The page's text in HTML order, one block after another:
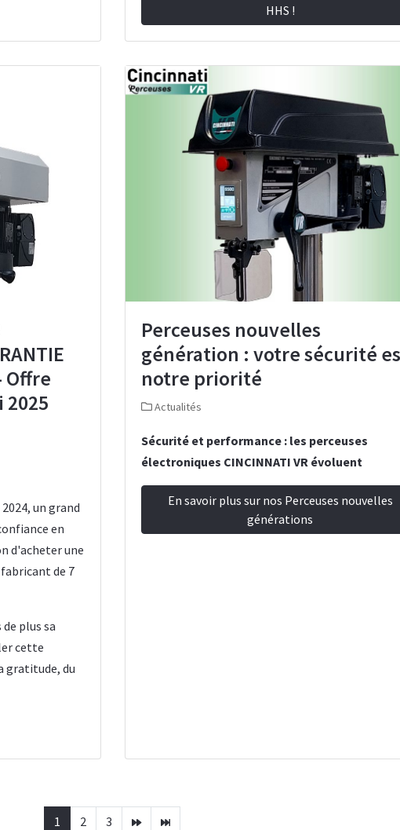
HHS !
Offre
un grand
en
d'acheter une
de 7
plus sa
cette
gratitude, du
Perceuses nouvelles
génération : votre sécurité
notre priorité
Actualités
Sécurité et performance : les perceuses
électroniques CINCINNATI VR évoluent
En savoir plus sur nos Perceuses nouvelles
générations
1 2 3